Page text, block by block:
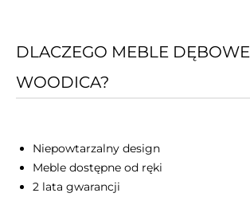
DLACZEGO MEBLE DĘBOWE
WOODICA?
Niepowtarzalny design
Meble dostępne od ręki
2 lata gwarancji